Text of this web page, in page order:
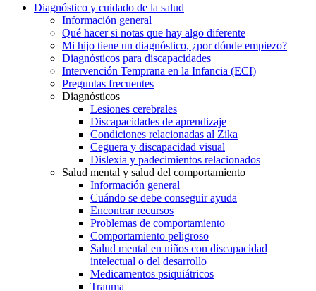
Diagnóstico y cuidado de la salud
Información general
Qué hacer si notas que hay algo diferente
Mi hijo tiene un diagnóstico, ¿por dónde empiezo?
Diagnósticos para discapacidades
Intervención Temprana en la Infancia (ECI)
Preguntas frecuentes
Diagnósticos
Lesiones cerebrales
Discapacidades de aprendizaje
Condiciones relacionadas al Zika
Ceguera y discapacidad visual
Dislexia y padecimientos relacionados
Salud mental y salud del comportamiento
Información general
Cuándo se debe conseguir ayuda
Encontrar recursos
Problemas de comportamiento
Comportamiento peligroso
Salud mental en niños con discapacidad
intelectual o del desarrollo
Medicamentos psiquiátricos
Trauma